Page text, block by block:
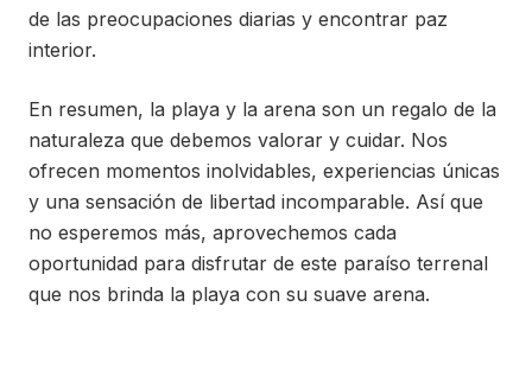
de las preocupaciones diarias y encontrar paz
interior.
En resumen, la playa y la arena son un regalo de la
naturaleza que debemos valorar y cuidar. Nos
ofrecen momentos inolvidables, experiencias únicas
y una sensación de libertad incomparable. Así que
no esperemos más, aprovechemos cada
oportunidad para disfrutar de este paraíso terrenal
que nos brinda la playa con su suave arena.